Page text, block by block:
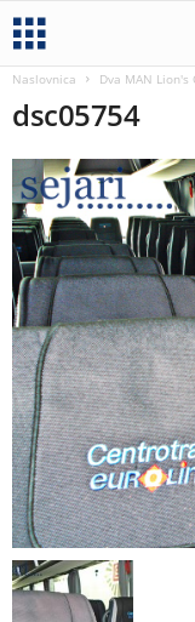
Naslovnica Dva MAN Lion's
dsc05754